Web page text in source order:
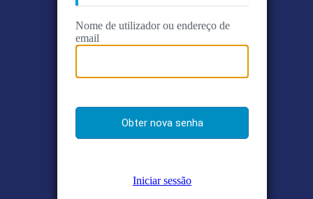
Nome de utilizador ou endereço de
email
Iniciar sessão